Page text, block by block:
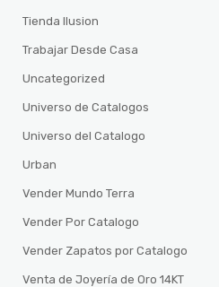
Tienda Ilusion
Trabajar Desde Casa
Uncategorized
Universo de Catalogos
Universo del Catalogo
Urban
Vender Mundo Terra
Vender Por Catalogo
Vender Zapatos por Catalogo
Venta de Joyería de Oro 14KT